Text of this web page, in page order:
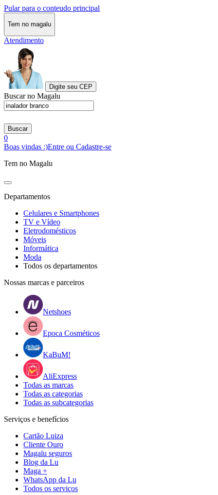
Pular para o conteudo principal
Tem no magalu
Atendimento
Digite seu CEP
Buscar no Magalu
Buscar
0
Boas vindas :)Entre ou Cadastre-se
Tem no Magalu
Departamentos
Celulares e Smartphones
TV e Vídeo
Eletrodomésticos
Móveis
Informática
Moda
Todos os departamentos
Nossas marcas e parceiros
Netshoes
Epoca Cosméticos
KaBuM!
AliExpress
Todas as marcas
Todas as categorias
Todas as subcategorias
Serviços e benefícios
Cartão Luiza
Cliente Ouro
Magalu seguros
Blog da Lu
Maga +
WhatsApp da Lu
Todos os serviços